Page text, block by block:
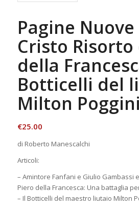
Pagine Nuove
Cristo Risorto
della
Botticelli del
Milton
€25.00
di Roberto Manescalchi
Articoli:
– Amintore Fanfani e Giulio Gambassi
Piero della Francesca: Una battaglia
– Il Botticelli del maestro liutaio Milton